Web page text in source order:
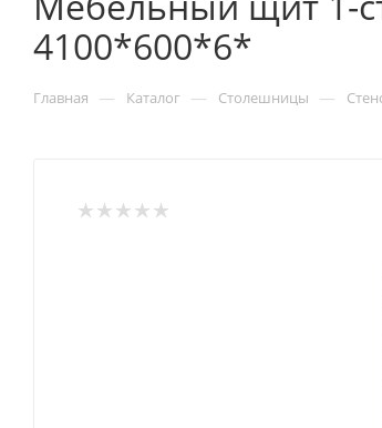
4100*600*6*
Главная — Каталог — Столешницы —